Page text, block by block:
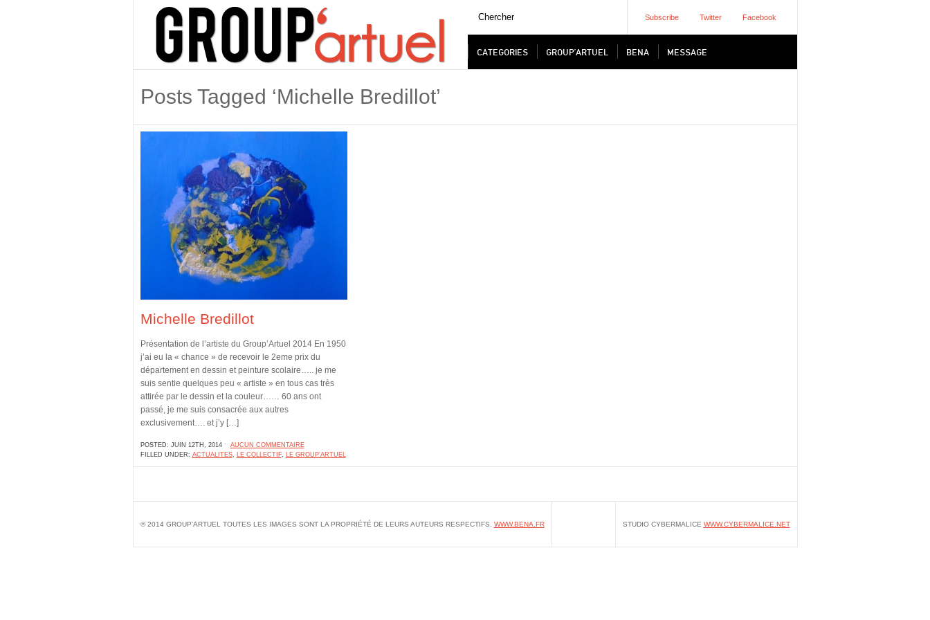
Subscribe Twitter Facebook
CATEGORIES GROUP’ARTUEL BENA MESSAGE
Posts Tagged ‘Michelle Bredillot’
Michelle Bredillot
Présentation de l’artiste du Group’Artuel 2014 En 1950
j’ai eu la « chance » de recevoir le 2eme prix du
département en dessin et peinture scolaire….. je me
suis sentie quelques peu « artiste » en tous cas très
attirée par le dessin et la couleur…… 60 ans ont
passé, je me suis consacrée aux autres
exclusivement…. et j’y […]
POSTED: JUIN 12TH, 2014 ˑ AUCUN COMMENTAIRE
FILLED UNDER: ACTUALITES, LE COLLECTIF, LE GROUP'ARTUEL
© 2014 GROUP'ARTUEL TOUTES LES IMAGES SONT LA PROPRIÉTÉ DE LEURS AUTEURS RESPECTIFS. WWW.BENA.FR STUDIO CYBERMALICE WWW.CYBERMALICE.NET